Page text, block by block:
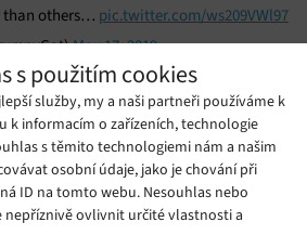
s použitím cookies
služby, my a naši partneři používáme k
k informacím o zařízeních, technologie
s těmito technologiemi nám a našim
osobní údaje, jako je chování při
ID na tomto webu. Nesouhlas nebo
ovlivnit určité vlastnosti a
than others… pic.twitter.com/ws209VWl97
May 17, 2019
vám líbit